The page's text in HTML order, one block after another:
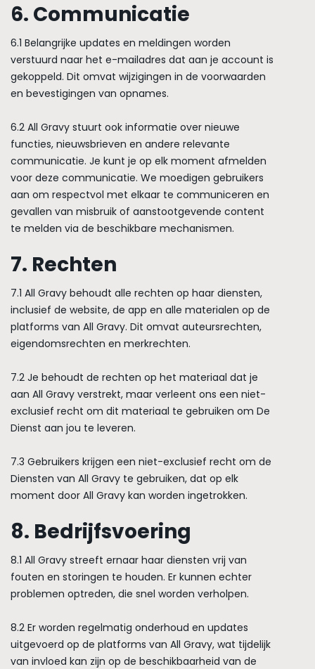
6. Communicatie
6.1 Belangrijke updates en meldingen worden
verstuurd naar het e-mailadres dat aan je account is
gekoppeld. Dit omvat wijzigingen in de voorwaarden
en bevestigingen van opnames.
6.2 All Gravy stuurt ook informatie over nieuwe
functies, nieuwsbrieven en andere relevante
communicatie. Je kunt je op elk moment afmelden
voor deze communicatie. We moedigen gebruikers
aan om respectvol met elkaar te communiceren en
gevallen van misbruik of aanstootgevende content
te melden via de beschikbare mechanismen.
7. Rechten
7.1 All Gravy behoudt alle rechten op haar diensten,
inclusief de website, de app en alle materialen op de
platforms van All Gravy. Dit omvat auteursrechten,
eigendomsrechten en merkrechten.
7.2 Je behoudt de rechten op het materiaal dat je
aan All Gravy verstrekt, maar verleent ons een niet-
exclusief recht om dit materiaal te gebruiken om De
Dienst aan jou te leveren.
7.3 Gebruikers krijgen een niet-exclusief recht om de
Diensten van All Gravy te gebruiken, dat op elk
moment door All Gravy kan worden ingetrokken.
8. Bedrijfsvoering
8.1 All Gravy streeft ernaar haar diensten vrij van
fouten en storingen te houden. Er kunnen echter
problemen optreden, die snel worden verholpen.
8.2 Er worden regelmatig onderhoud en updates
uitgevoerd op de platforms van All Gravy, wat tijdelijk
van invloed kan zijn op de beschikbaarheid van de